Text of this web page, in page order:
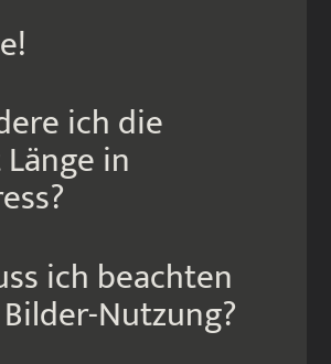
ich die
in
ich beachten
Nutzung?